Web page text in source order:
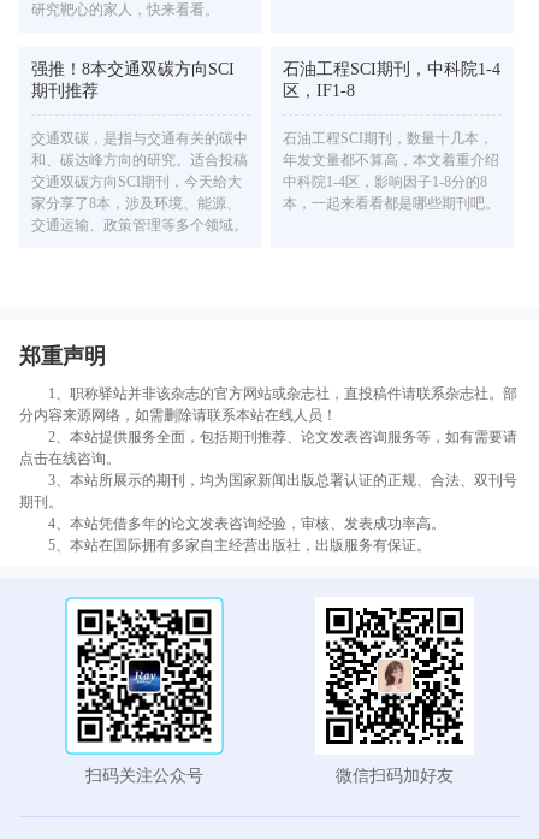
研究靶心的家人，快来看看。
强推！8本交通双碳方向SCI
期刊推荐
交通双碳，是指与交通有关的碳中
和、碳达峰方向的研究。适合投稿
交通双碳方向SCI期刊，今天给大
家分享了8本，涉及环境、能源、
交通运输、政策管理等多个领域。
石油工程SCI期刊，中科院1-4
区，IF1-8
石油工程SCI期刊，数量十几本，
年发文量都不算高，本文着重介绍
中科院1-4区，影响因子1-8分的8
本，一起来看看都是哪些期刊吧。
郑重声明
1、职称驿站并非该杂志的官方网站或杂志社，直投稿件请联系杂志社。部
分内容来源网络，如需删除请联系本站在线人员！
2、本站提供服务全面，包括期刊推荐、论文发表咨询服务等，如有需要请
点击在线咨询。
3、本站所展示的期刊，均为国家新闻出版总署认证的正规、合法、双刊号
期刊。
4、本站凭借多年的论文发表咨询经验，审核、发表成功率高。
5、本站在国际拥有多家自主经营出版社，出版服务有保证。
扫码关注公众号 微信扫码加好友